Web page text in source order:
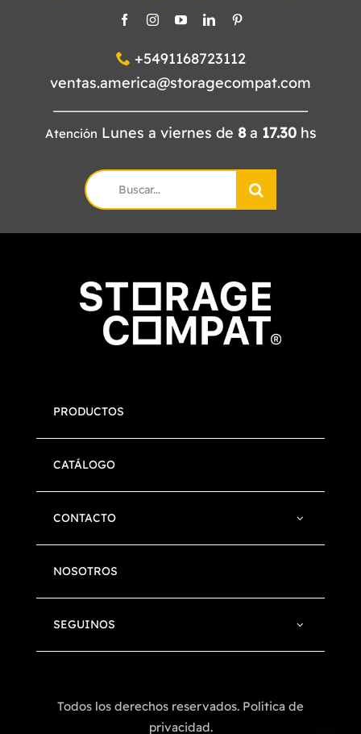
+5491168723112
ventas.america@storagecompat.com
Atención Lunes a viernes de 8a 17.30hs
Search
for:
PRODUCTOS
CATÁLOGO
CONTACTO
NOSOTROS
SEGUINOS
Todos los derechos reservados. Política de
privacidad.